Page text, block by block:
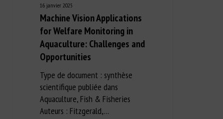
16 janvier 2025
Machine Vision Applications
for Welfare Monitoring in
Aquaculture: Challenges and
Opportunities
Type de document : synthèse
scientifique publiée dans
Aquaculture, Fish & Fisheries
Auteurs : Fitzgerald,…